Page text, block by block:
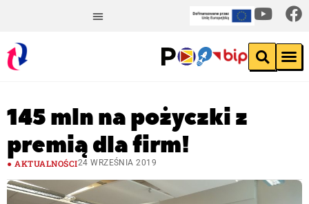
145 mln na pożyczki z
premią dla firm!
AKTUALNOŚCI24 WRZEŚNIA 2019